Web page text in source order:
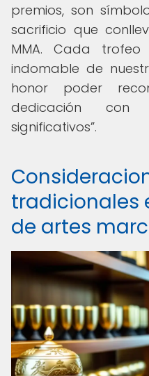
premios, son
sacrificio que
MMA. Cada
indomable de
honor poder
dedicación
significativos .
tradicionales
de artes